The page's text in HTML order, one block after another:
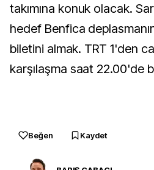
takımına konuk olacak.
hedef Benfica
biletini almak. TRT 1'den
karşılaşma saat 22.00'de
Beğen Kaydet